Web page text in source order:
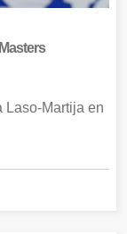
Laso-Martija en